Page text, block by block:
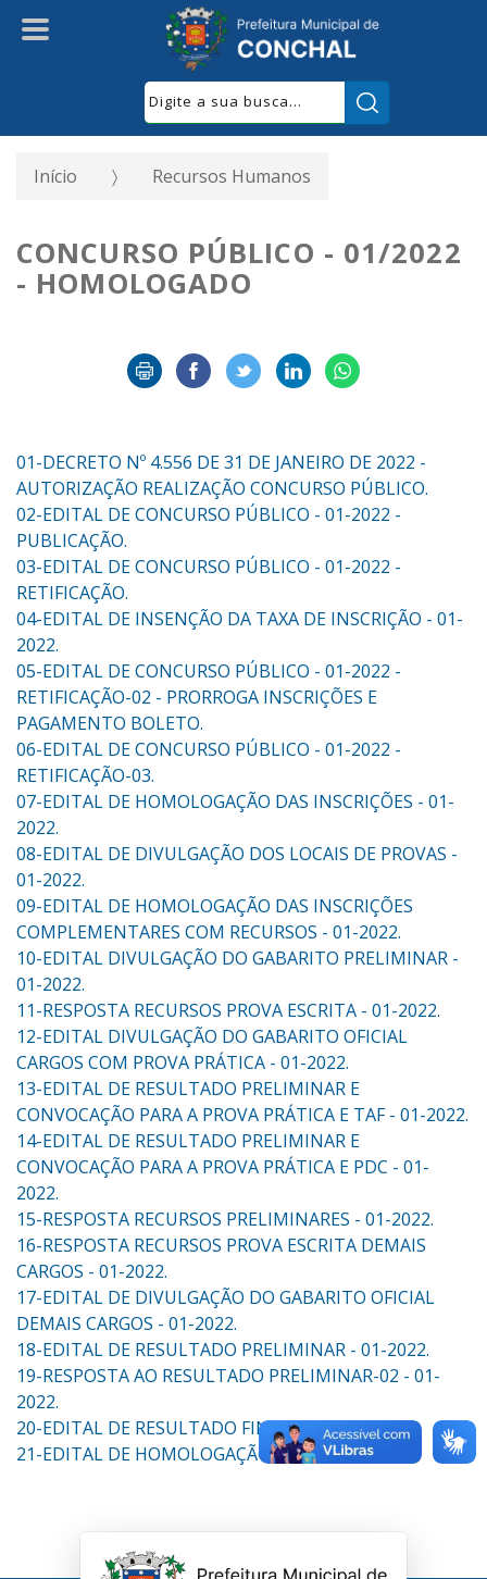
Início Recursos Humanos
CONCURSO PÚBLICO - 01/2022
- HOMOLOGADO
01-DECRETO Nº 4.556 DE 31 DE JANEIRO DE 2022 -
AUTORIZAÇÃO REALIZAÇÃO CONCURSO PÚBLICO.
02-EDITAL DE CONCURSO PÚBLICO - 01-2022 -
PUBLICAÇÃO.
03-EDITAL DE CONCURSO PÚBLICO - 01-2022 -
RETIFICAÇÃO.
04-EDITAL DE INSENÇÃO DA TAXA DE INSCRIÇÃO - 01-
2022.
05-EDITAL DE CONCURSO PÚBLICO - 01-2022 -
RETIFICAÇÃO-02 - PRORROGA INSCRIÇÕES E
PAGAMENTO BOLETO.
06-EDITAL DE CONCURSO PÚBLICO - 01-2022 -
RETIFICAÇÃO-03.
07-EDITAL DE HOMOLOGAÇÃO DAS INSCRIÇÕES - 01-
2022.
08-EDITAL DE DIVULGAÇÃO DOS LOCAIS DE PROVAS -
01-2022.
09-EDITAL DE HOMOLOGAÇÃO DAS INSCRIÇÕES
COMPLEMENTARES COM RECURSOS - 01-2022.
10-EDITAL DIVULGAÇÃO DO GABARITO PRELIMINAR -
01-2022.
11-RESPOSTA RECURSOS PROVA ESCRITA - 01-2022.
12-EDITAL DIVULGAÇÃO DO GABARITO OFICIAL
CARGOS COM PROVA PRÁTICA - 01-2022.
13-EDITAL DE RESULTADO PRELIMINAR E
CONVOCAÇÃO PARA A PROVA PRÁTICA E TAF - 01-2022.
14-EDITAL DE RESULTADO PRELIMINAR E
CONVOCAÇÃO PARA A PROVA PRÁTICA E PDC - 01-
2022.
15-RESPOSTA RECURSOS PRELIMINARES - 01-2022.
16-RESPOSTA RECURSOS PROVA ESCRITA DEMAIS
CARGOS - 01-2022.
17-EDITAL DE DIVULGAÇÃO DO GABARITO OFICIAL
DEMAIS CARGOS - 01-2022.
18-EDITAL DE RESULTADO PRELIMINAR - 01-2022.
19-RESPOSTA AO RESULTADO PRELIMINAR-02 - 01-
2022.
20-EDITAL DE RESULTADO FINAL - 01-2022.
21-EDITAL DE HOMOLOGAÇÃO - 01-2022.